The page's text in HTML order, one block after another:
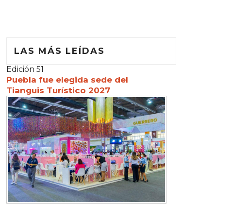
LAS MÁS LEÍDAS
Edición 51
Puebla fue elegida sede del
Tianguis Turístico 2027